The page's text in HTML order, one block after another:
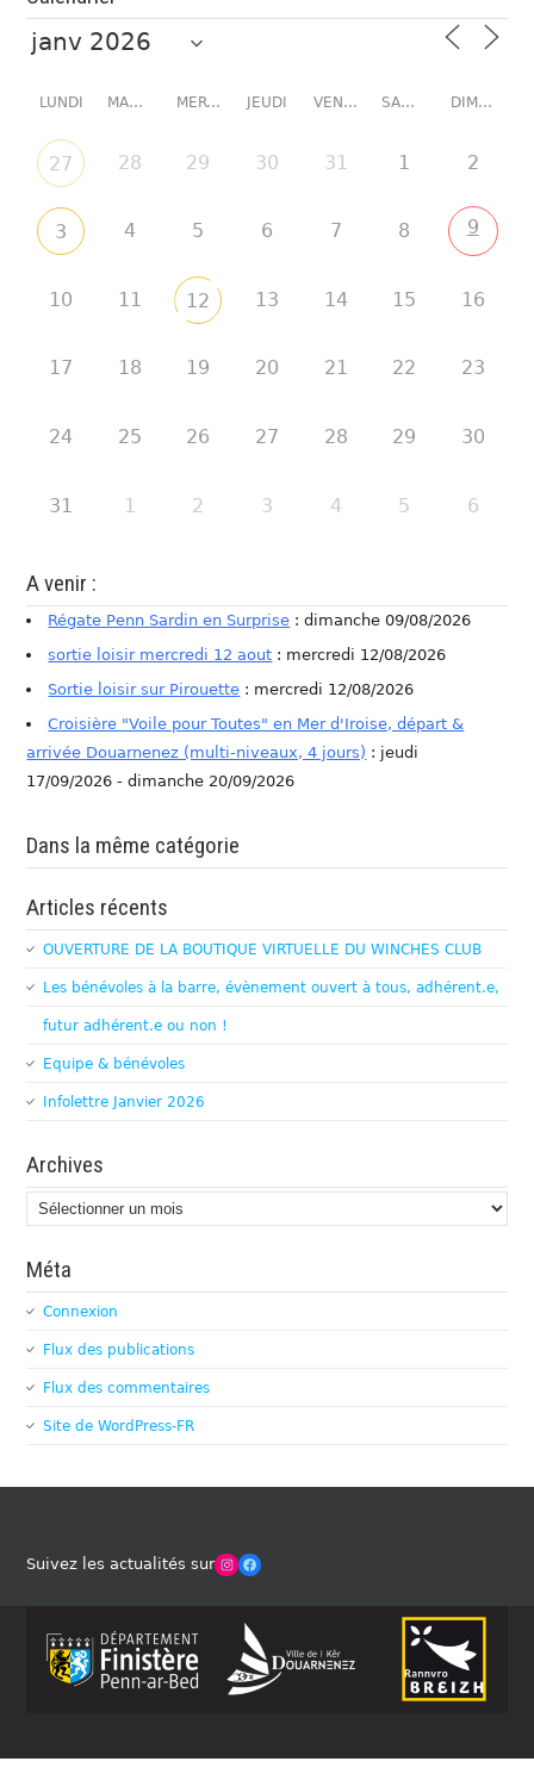
LUNDI MARDI MERCREDI JEUDI VENDREDI SAMEDI DIMANCHE
27 28 29 30 31 1 2
3 4 5 6 7 8 9
10 11 12 13 14 15 16
17 18 19 20 21 22 23
24 25 26 27 28 29 30
31 1 2 3 4 5 6
A venir :
Régate Penn Sardin en Surprise : dimanche 09/08/2026
sortie loisir mercredi 12 aout : mercredi 12/08/2026
Sortie loisir sur Pirouette : mercredi 12/08/2026
Croisière "Voile pour Toutes" en Mer d'Iroise, départ &
arrivée Douarnenez (multi-niveaux, 4 jours) : jeudi
17/09/2026 - dimanche 20/09/2026
Dans la même catégorie
Articles récents
OUVERTURE DE LA BOUTIQUE VIRTUELLE DU WINCHES CLUB
Les bénévoles à la barre, évènement ouvert à tous, adhérent.e,
futur adhérent.e ou non !
Equipe & bénévoles
Infolettre Janvier 2026
Archives
Archives
Méta
Connexion
Flux des publications
Flux des commentaires
Site de WordPress-FR
Suivez les actualités surWinches Club OfficielFacebook